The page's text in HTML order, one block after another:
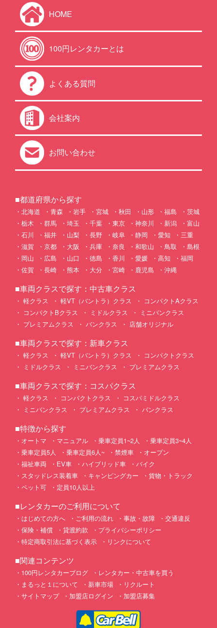
HOME
100円レンタカーとは
よくある質問
会社案内
お問い合わせ
■都道府県から探す
北海道 青森 岩手 宮城 秋田 山形 福島
茨城
栃木
群馬 埼玉 千葉 東京 神奈川 新潟
富山
石川
福井 山梨 長野 岐阜 静岡 愛知
三重
滋賀
京都 大阪 兵庫 奈良 和歌山 鳥取
島根
岡山
広島 山口 徳島 香川 愛媛 高知
福岡
佐賀
長崎 熊本 大分 宮崎 鹿児島 沖縄
■車両クラスで探す：中古車クラス
軽クラス 軽VT（バントラ）クラス
コンパクトAクラス
コンパクトBクラス
ミドルクラス
ミニバンクラス
プレミアムクラス
バンクラス 店舗オリジナル
■車両クラスで探す：新車クラス
軽クラス 軽VT（バントラ）クラス
コンパクトクラス
ミドルクラス
ミニバンクラス プレミアムクラス
■車両クラスで探す：コスパクラス
軽クラス コンパクトクラス
コスパミドルクラス
ミニバンクラス
プレミアムクラス バンクラス
■特徴から探す
オートマ マニュアル 乗車定員1~2人
乗車定員3~4人
乗車定員5人
乗車定員6人~ 禁煙車
オープン
福祉車両
EV車 ハイブリッド車
バイク
スタッドレス装着車
キャンピングカー
貨物・トラック
ペット可
定員10人以上
■レンタカーのご利用について
はじめての方へ ご利用の流れ 事故・故障
交通違反
保険・補償
貸渡約款
プライバシーポリシー
特定商取引法に基づく表示
リンクについて
■関連コンテンツ
100円レンタカーブログ
レンタカー・中古車を買う
まるっと１について
新車市場
リクルート
サイトマップ
加盟店ログイン 加盟店募集